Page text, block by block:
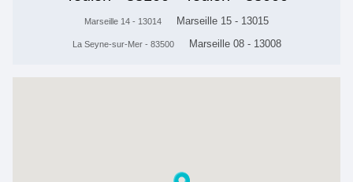
Marseille 14 - 13014 Marseille 15 - 13015
La Seyne-sur-Mer - 83500 Marseille 08 - 13008